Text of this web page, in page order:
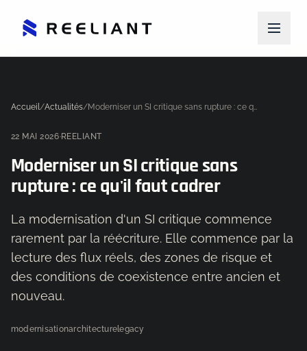
Accueil/Actualités/ Moderniser un SI critique sans rupture : ce qu'il faut cadrer
22 MAI 2026·REELIANT
Moderniser un SI critique sans
rupture : ce qu'il faut cadrer
La modernisation d'un SI critique commence
rarement par la réécriture. Elle commence par la
lecture des flux réels, des zones de risque et
des conditions de coexistence entre ancien et
nouveau.
modernisationarchitecturelegacy